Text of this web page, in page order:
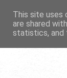
This site uses
are shared
statistics, and